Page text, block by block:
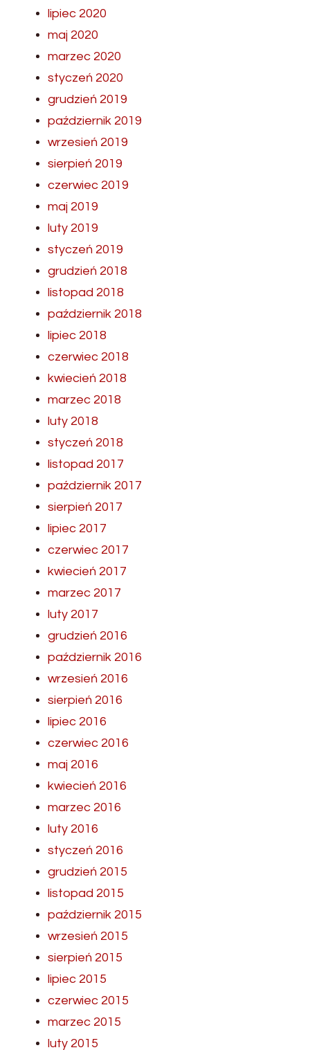
lipiec 2020
maj 2020
marzec 2020
styczeń 2020
grudzień 2019
październik 2019
wrzesień 2019
sierpień 2019
czerwiec 2019
maj 2019
luty 2019
styczeń 2019
grudzień 2018
listopad 2018
październik 2018
lipiec 2018
czerwiec 2018
kwiecień 2018
marzec 2018
luty 2018
styczeń 2018
listopad 2017
październik 2017
sierpień 2017
lipiec 2017
czerwiec 2017
kwiecień 2017
marzec 2017
luty 2017
grudzień 2016
październik 2016
wrzesień 2016
sierpień 2016
lipiec 2016
czerwiec 2016
maj 2016
kwiecień 2016
marzec 2016
luty 2016
styczeń 2016
grudzień 2015
listopad 2015
październik 2015
wrzesień 2015
sierpień 2015
lipiec 2015
czerwiec 2015
marzec 2015
luty 2015